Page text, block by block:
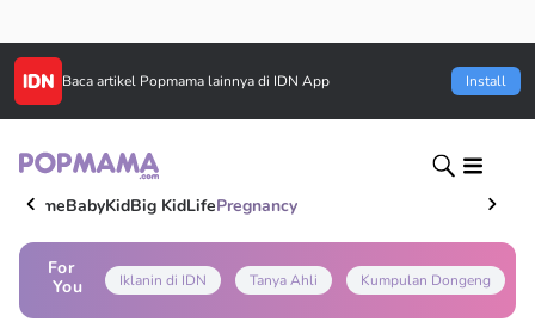
Baca artikel Popmama lainnya di IDN App Install
HomeBabyKidBig KidLifePregnancy
For
You
Iklanin di IDN Tanya Ahli Kumpulan Dongeng